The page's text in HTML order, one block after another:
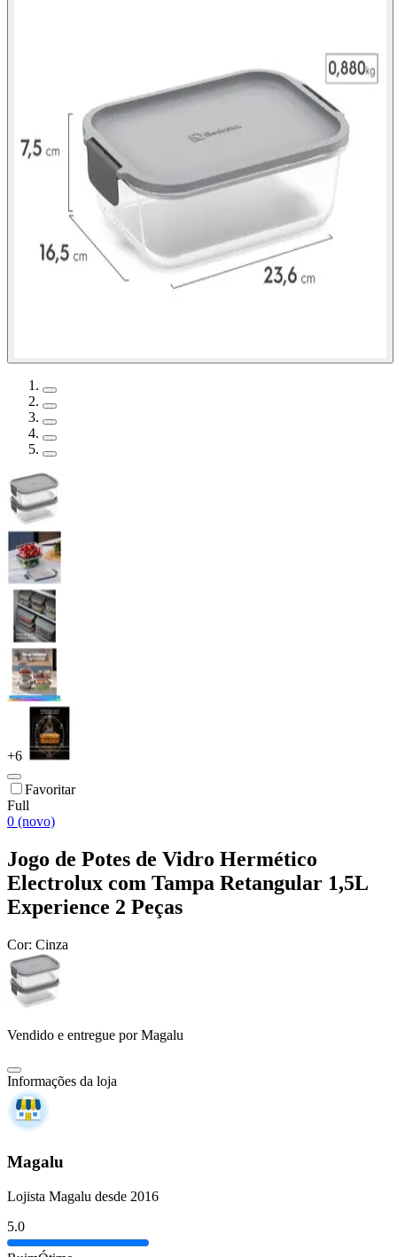
+6
Favoritar
Full
0 (novo)
Jogo de Potes de Vidro Hermético
Electrolux com Tampa Retangular 1,5L
Experience 2 Peças
Cor: Cinza
Vendido e entregue por Magalu
Informações da loja
Magalu
Lojista Magalu desde 2016
5.0